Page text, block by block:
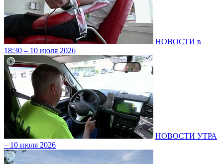
НОВОСТИ в
18:30 – 10 июля 2026
НОВОСТИ УТРА
– 10 июля 2026